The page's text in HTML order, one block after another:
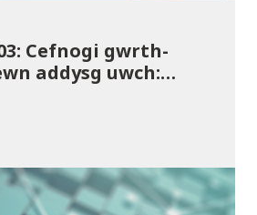
Cefnogi gwrth-
addysg uwch:
dyraniadau 2024/25